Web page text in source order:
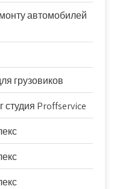
автомобилей
грузовиков
студия Proffservice